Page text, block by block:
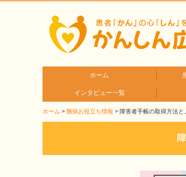
ホーム
インタビュー一覧
医療従事者へのインタビュー
患者さんとご家族へのインタビュー
ホーム 難病お役立ち情報 障害者手帳の取得方法と